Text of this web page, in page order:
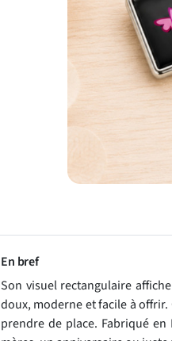
En bref
Son visuel rectangulaire
doux, moderne et facile à offrir.
prendre de place. Fabriqué